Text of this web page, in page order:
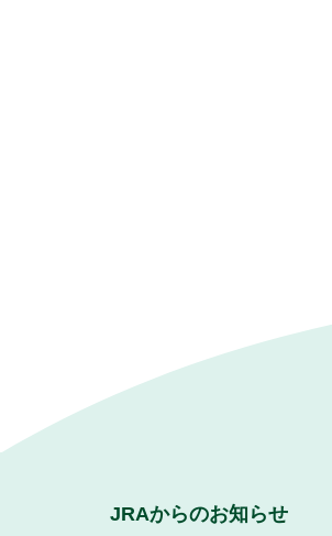
JRAからのお知らせ